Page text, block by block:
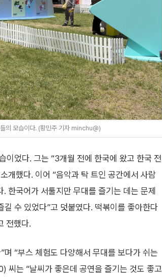
의 모습이다. (황민주 기자 minchu@)
었다. 그는 “3개월 전에 한국에 왔고 한국 전
개했다. 이어 “음악과 탁 트인 공간에서 사람
한국어가 서툴지만 무대를 즐기는 데는 문제
수 있었다”고 덧붙였다. 떡볶이를 좋아한다
전했다.
“부스 체험도 다양해서 무대를 보다가 쉬는
씨는 “날씨가 좋은데 공연을 즐기는 것도 좋고